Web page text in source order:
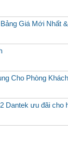
Giá Mới Nhất
Cho Phòng Khách
Dantek ưu đãi cho